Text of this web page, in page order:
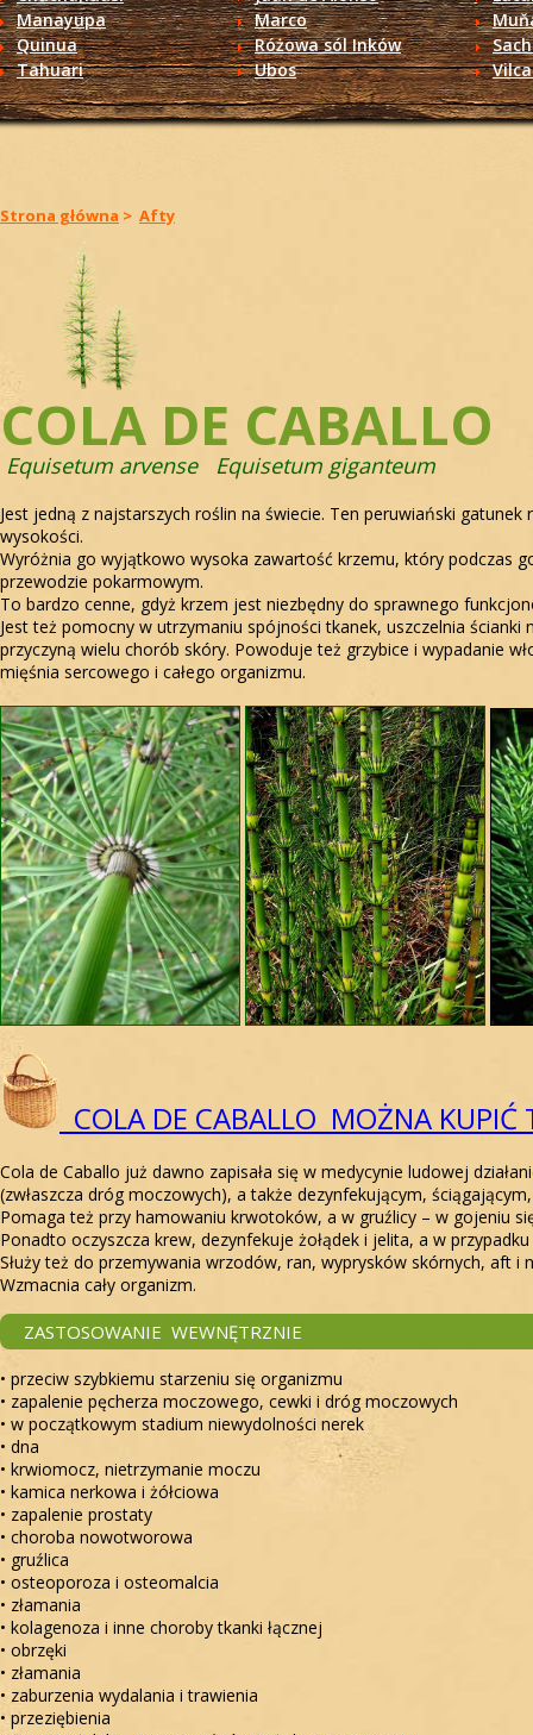
Manayupa
Marco
Quinua
Różowa sól Inków
Tahuari
Ubos
Strona główna > Afty
COLA DE CABALLO
Equisetum arvense Equisetum giganteum
Jest jedną z najstarszych roślin na świecie. Ten peruwiański
wysokości.
Wyróżnia go wyjątkowo wysoka zawartość krzemu, który podczas
przewodzie pokarmowym.
To bardzo cenne, gdyż krzem jest niezbędny do sprawnego
Jest też pomocny w utrzymaniu spójności tkanek, uszczelnia
przyczyną wielu chorób skóry. Powoduje też grzybice i wypadanie
mięśnia sercowego i całego organizmu.
COLA DE CABALLO MOŻNA KUPIĆ
Cola de Caballo już dawno zapisała się w medycynie ludowej
(zwłaszcza dróg moczowych), a także dezynfekującym,
Pomaga też przy hamowaniu krwotoków, a w gruźlicy – w gojeniu
Ponadto oczyszcza krew, dezynfekuje żołądek i jelita, a w
Służy też do przemywania wrzodów, ran, wyprysków skórnych, aft i
Wzmacnia cały organizm.
ZASTOSOWANIE WEWNĘTRZNIE
• przeciw szybkiemu starzeniu się organizmu
• zapalenie pęcherza moczowego, cewki i dróg moczowych
• w początkowym stadium niewydolności nerek
• dna
• krwiomocz, nietrzymanie moczu
• kamica nerkowa i żółciowa
• zapalenie prostaty
• choroba nowotworowa
• gruźlica
• osteoporoza i osteomalcia
• złamania
• kolagenoza i inne choroby tkanki łącznej
• obrzęki
• złamania
• zaburzenia wydalania i trawienia
• przeziębienia